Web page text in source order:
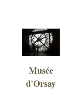
Musée
d'Orsay